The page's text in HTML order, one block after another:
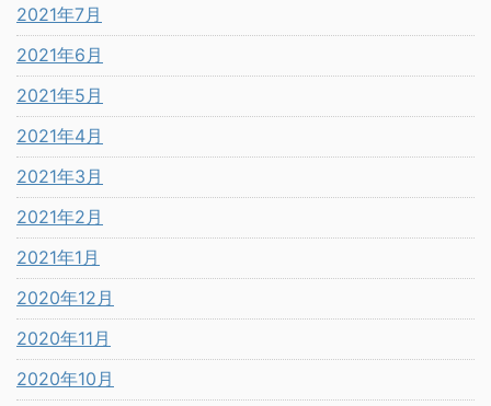
2021年7月
2021年6月
2021年5月
2021年4月
2021年3月
2021年2月
2021年1月
2020年12月
2020年11月
2020年10月